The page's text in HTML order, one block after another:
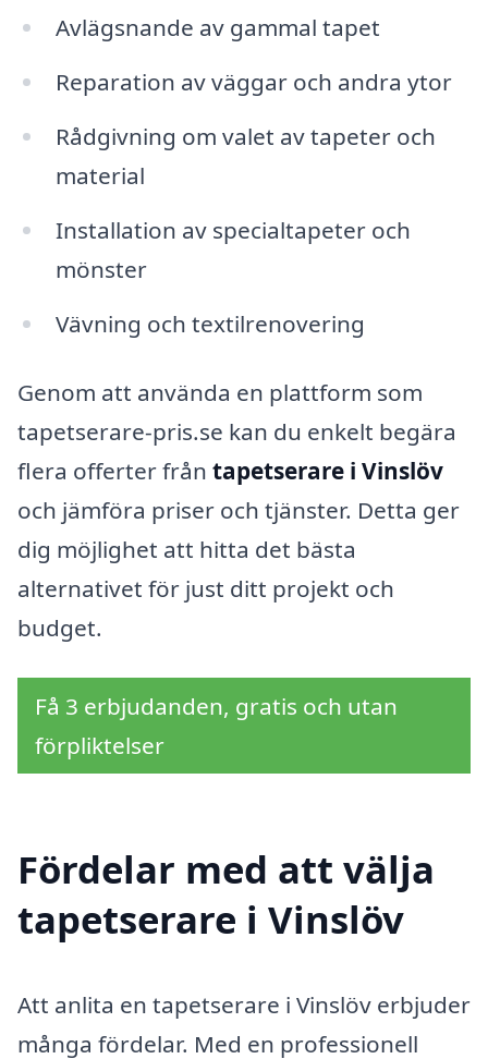
Avlägsnande av gammal tapet
Reparation av väggar och andra ytor
Rådgivning om valet av tapeter och
material
Installation av specialtapeter och
mönster
Vävning och textilrenovering
Genom att använda en plattform som
tapetserare-pris.se kan du enkelt begära
flera offerter från tapetserare i Vinslöv
och jämföra priser och tjänster. Detta ger
dig möjlighet att hitta det bästa
alternativet för just ditt projekt och
budget.
Få 3 erbjudanden, gratis och utan
förpliktelser
Fördelar med att välja
tapetserare i Vinslöv
Att anlita en tapetserare i Vinslöv erbjuder
många fördelar. Med en professionell